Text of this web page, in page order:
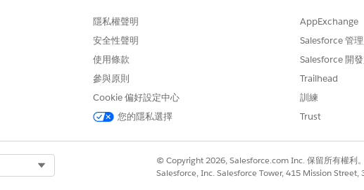
設定多重貨幣進行交易。
進入「設定」,在「快速尋找」方塊中尋找並選取「流程」。
將條件新增至「取得產品」元素,以確認產品記錄上的「貨幣 ISO 代碼」欄位是否
開啟「取得價目手冊項目」元素。
在「篩選價目手冊項目記錄」區段中,將「條件需求」欄位設定為「符合所有條件
。
將「產品識別碼」欄位設定為productId
,將「貨幣 ISO 代碼」欄位設定為您要
使用 ISO 代碼指定貨幣。
若要在「收入報價管理」範本中存取「消費管理」主題,請開啟「比率管理」和「使
隱私權聲明
安全性聲明
使用條款
參與原則
Cookie 偏好設定中心
您的隱私選擇
AppExchange
Salesforce 管
Salesforce 開
Trailhead
訓練
Trust
© Copyright 2026, Salesforce.com Inc. 保留所有權利
Salesforce, Inc. Salesforce Tower, 415 Mission